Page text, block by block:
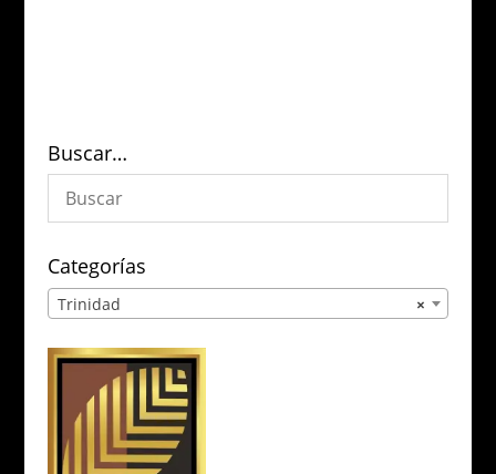
Buscar…
Categorías
×
Trinidad